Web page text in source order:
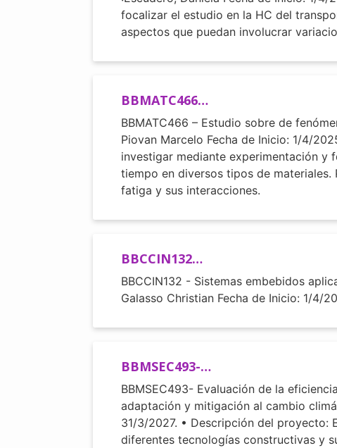
focalizar el estudio en la HC del
aspectos que puedan involucrar
BBMATC466…
BBMATC466 – Estudio sobre de
Piovan Marcelo Fecha de Inicio: 1/4/
investigar mediante experimentación y
tiempo en diversos tipos de materiales.
fatiga y sus interacciones.
BBCCIN132…
BBCCIN132 - Sistemas embebidos
Galasso Christian Fecha de Inicio: 1/4/
BBMSEC493-…
BBMSEC493- Evaluación de la
adaptación y mitigación al cambio
31/3/2027. • Descripción del proyecto:
diferentes tecnologías constructivas y